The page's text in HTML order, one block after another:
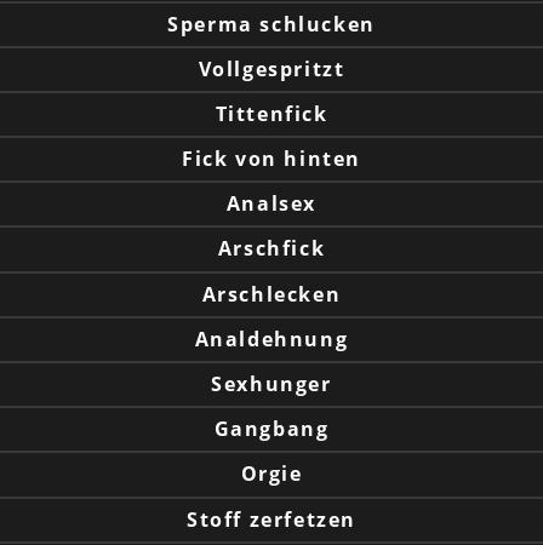
Sperma schlucken
Vollgespritzt
Tittenfick
Fick von hinten
Analsex
Arschfick
Arschlecken
Analdehnung
Sexhunger
Gangbang
Orgie
Stoff zerfetzen